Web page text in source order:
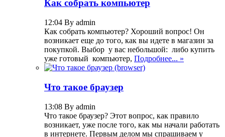
Как собрать компьютер
12:04 By admin
Как собрать компьютер? Хороший вопрос! Он
возникает еще до того, как вы идете в магазин за
покупкой. Выбор у вас небольшой: либо купить
уже готовый компьютер, Подробнее... »
Что такое браузер
13:08 By admin
Что такое браузер? Этот вопрос, как правило
возникает, уже после того, как мы начали работать
в интернете. Первым делом мы спрашиваем у